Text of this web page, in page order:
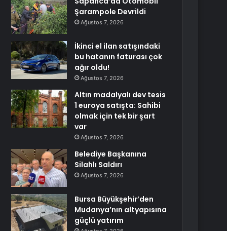
Şarampole Devrildi
Ağustos 7, 2026
İkinci el ilan satışındaki
bu hatanın faturası çok
ağır oldu!
Ağustos 7, 2026
Altın madalyalı dev tesis
1 euroya satışta: Sahibi
olmak için tek bir şart
var
Ağustos 7, 2026
Belediye Başkanına
Silahlı Saldırı
Ağustos 7, 2026
Bursa Büyükşehir’den
Mudanya’nın altyapısına
güçlü yatırım